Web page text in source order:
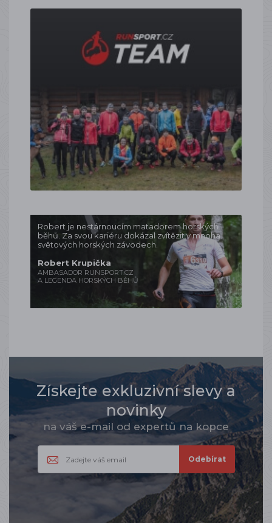
Robert je nestárnoucím matadorem horských
běhů. Za svou kariéru dokázal zvítězit v mnoha
světových horských závodech.
Robert Krupička
AMBASADOR RUNSPORT.CZ
A LEGENDA HORSKÝCH BĚHŮ
Získejte exkluzivní slevy a
novinky
na váš e-mail od expertů na kopce